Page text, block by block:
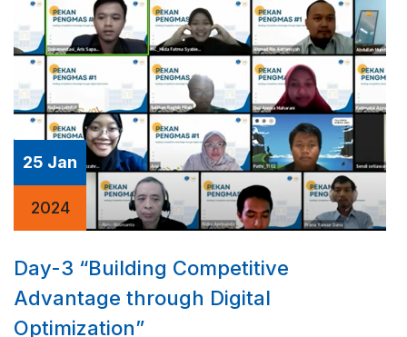
25 Jan
2024
Day-3 “Building Competitive
Advantage through Digital
Optimization”